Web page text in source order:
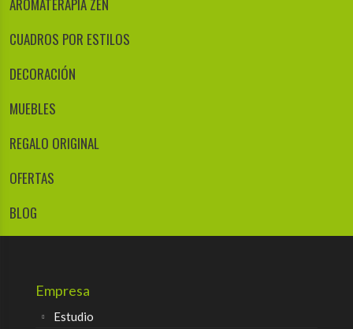
AROMATERAPIA ZEN
CUADROS POR ESTILOS
DECORACIÓN
MUEBLES
REGALO ORIGINAL
OFERTAS
BLOG
Empresa
Estudio